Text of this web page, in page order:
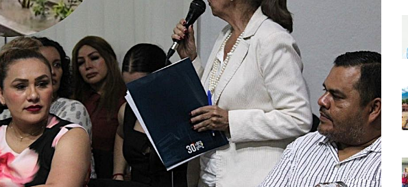
180 Crías De Iguana Verde En El Estero El Salado Por Su 26 Aniversario
Vallarta Participa En Los PriceAgencies Awards 2026 En Ciudad De México
Asesoría Jurídica Gratuita En Puerto Vallarta Para Emprendedores Y Ciudadanía
Solís E Iris Torres Buscan Integrar La Planilla Del PAN Vallarta Para El 2027
Operativo Preventivo En Seis Colonias Del Centro De Puerto Vallarta
Luis Munguía Reconoce La Labor Del Personal De Servicios Eficientes
Lluviosa Para Puerto Vallarta Con Tormentas Y Ambiente Caluroso
Del Orgullo Distingue A Referentes De La Comunidad LGBT+ En Puerto Vallarta
Verde Conforma Su 12.º “Ejército Del Verde” En La Colonia Primero De Mayo
Mexicanos Parten A Venezuela Con 718 Toneladas De Ayuda Humanitaria